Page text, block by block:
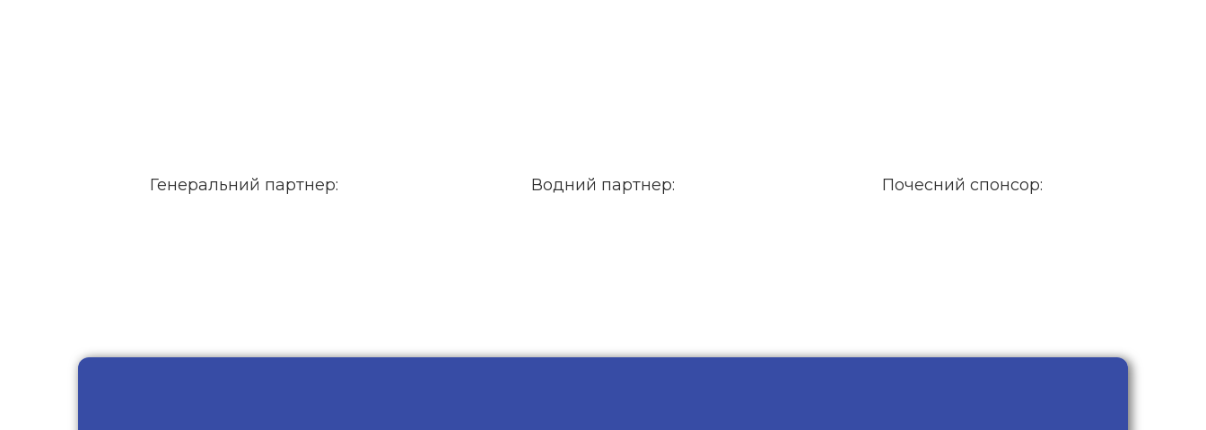
Генеральний партнер: Водний партнер: Почесний спонсор: